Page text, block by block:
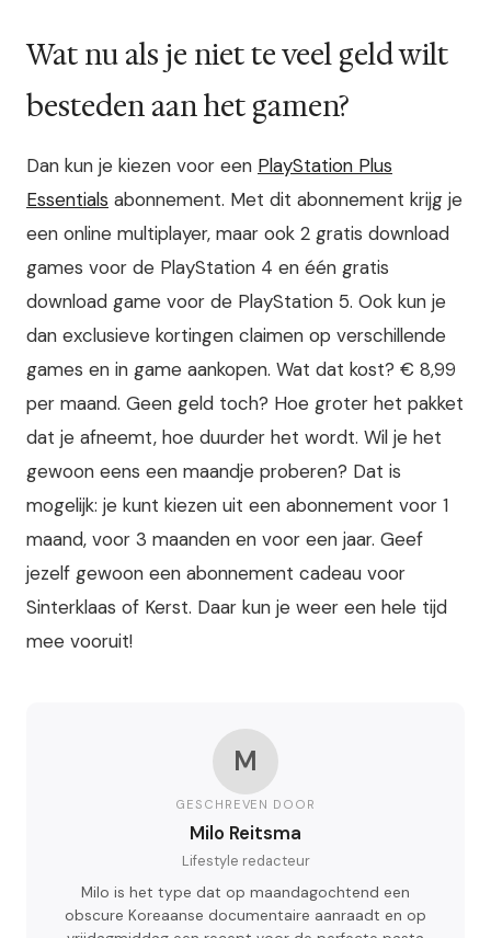
Wat nu als je niet te veel geld wilt
besteden aan het gamen?
Dan kun je kiezen voor een PlayStation Plus
Essentials abonnement. Met dit abonnement krijg je
een online multiplayer, maar ook 2 gratis download
games voor de PlayStation 4 en één gratis
download game voor de PlayStation 5. Ook kun je
dan exclusieve kortingen claimen op verschillende
games en in game aankopen. Wat dat kost? € 8,99
per maand. Geen geld toch? Hoe groter het pakket
dat je afneemt, hoe duurder het wordt. Wil je het
gewoon eens een maandje proberen? Dat is
mogelijk: je kunt kiezen uit een abonnement voor 1
maand, voor 3 maanden en voor een jaar. Geef
jezelf gewoon een abonnement cadeau voor
Sinterklaas of Kerst. Daar kun je weer een hele tijd
mee vooruit!
M
GESCHREVEN DOOR
Milo Reitsma
Lifestyle redacteur
Milo is het type dat op maandagochtend een
obscure Koreaanse documentaire aanraadt en op